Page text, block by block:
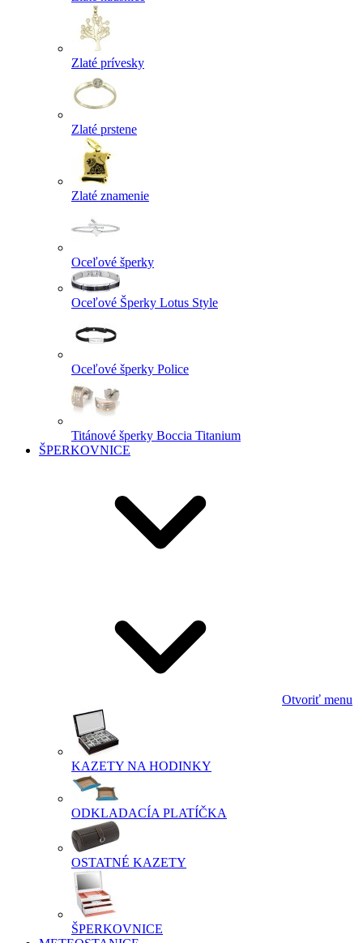
Zlaté prívesky
Zlaté prstene
Zlaté znamenie
Oceľové šperky
Oceľové Šperky Lotus Style
Oceľové šperky Police
Titánové šperky Boccia Titanium
ŠPERKOVNICE
Otvoriť menu
KAZETY NA HODINKY
ODKLADACÍA PLATÍČKA
OSTATNÉ KAZETY
ŠPERKOVNICE